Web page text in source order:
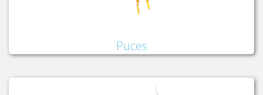
Puces